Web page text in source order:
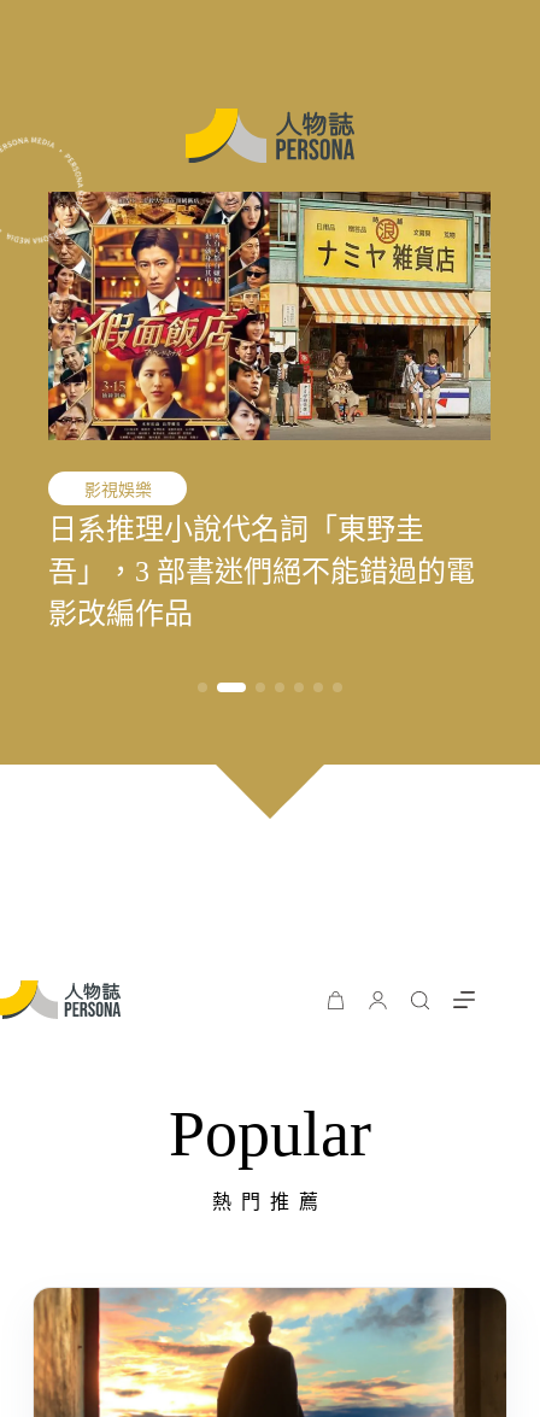
花蓮震後專題
結合地方創生與文化生態的永續旅
遊 重塑花蓮觀光新模式
職人精神
文史收藏家劉國煒，在泛黃文史資
料中，續留臺灣樂壇過往風華
影視娛樂
日系推理小說代名詞「東野圭
吾」，3 部書迷們絕不能錯過的電
影改編作品
敘事醫學
病人不只是病歷上的名字：蔡子稘
在護理現場寫下被忽略的生命處境
媒體先鋒
王小棣：從問題學生到臺灣影視推
手，始終相信人的可能
職人精神
「我嫁給南管戲曲了！」臺灣首位
南管藝師博士施瑞樓，用半世紀譜
花蓮震後專題
太魯閣按下暫停鍵後，花蓮觀光何
時再現榮景？震後兩年，觀光與永
續發展的轉型考題
花蓮震後專題
結合地方創生與文化生態的永續旅
遊 重塑花蓮觀光新模式
職人精神
文史收藏家劉國煒，在泛黃文史資
料中，續留臺灣樂壇過往風華
Popular
熱門推薦